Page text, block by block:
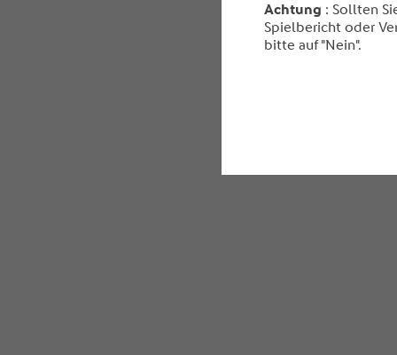
Achtung : Sollten
Spielbericht oder
bitte auf "Nein".